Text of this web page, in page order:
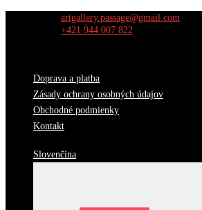
artgallery.passage@gmail.com
+421 944 007 822
Doprava a platba
Zásady ochrany osobných údajov
Obchodné podmienky
Kontakt
Slovenčina